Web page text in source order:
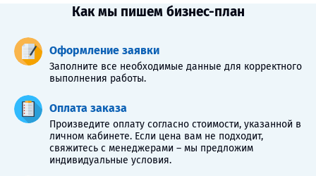
Как мы пишем бизнес-план
Оформление заявки
Заполните все необходимые данные для корректного
выполнения работы.
Оплата заказа
Произведите оплату согласно стоимости, указанной в
личном кабинете. Если цена вам не подходит,
свяжитесь с менеджерами – мы предложим
индивидуальные условия.